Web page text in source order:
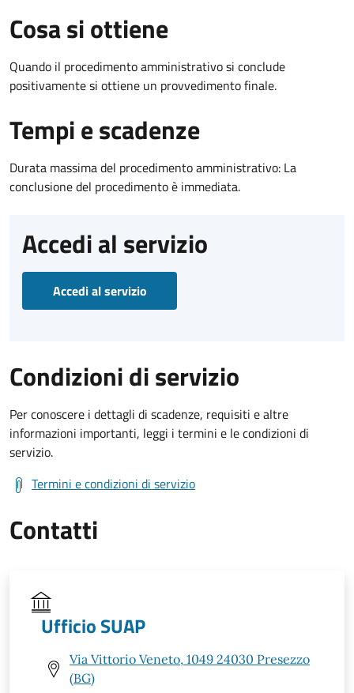
Cosa si ottiene
Quando il procedimento amministrativo si conclude
positivamente si ottiene un provvedimento finale.
Tempi e scadenze
Durata massima del procedimento amministrativo: La
conclusione del procedimento è immediata.
Accedi al servizio
Accedi al servizio
Condizioni di servizio
Per conoscere i dettagli di scadenze, requisiti e altre
informazioni importanti, leggi i termini e le condizioni di
servizio.
Termini e condizioni di servizio
Contatti
Ufficio SUAP
Via Vittorio Veneto, 1049 24030 Presezzo
(BG)